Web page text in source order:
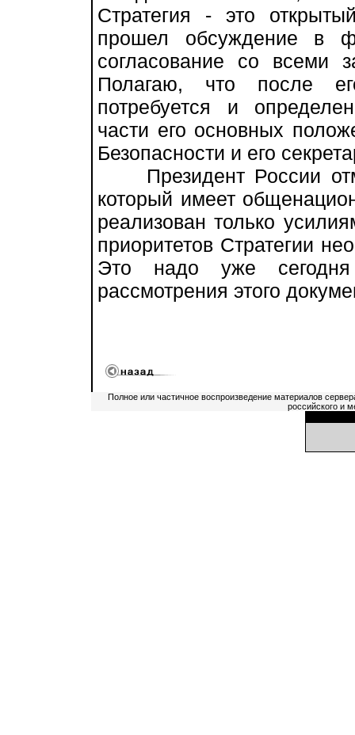
Стратегия - это
прошел обсуждение в
согласование со всеми
Полагаю, что после
потребуется и
части его основных
Безопасности и его
Президент России
который имеет
реализован только
приоритетов Стратегии
Это надо уже
рассмотрения этого
Полное или частичное воспроизведение материалов
российского и